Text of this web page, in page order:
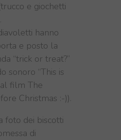
e giochetti
hanno
e posto la
“trick or treat?”
sonoro “This is
film The
Christmas :-)).
foto dei biscotti
di